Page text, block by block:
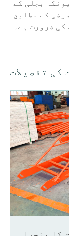
بجلی کے
کے مطابق
کی ضرورت ہے۔
کی تفصیلات